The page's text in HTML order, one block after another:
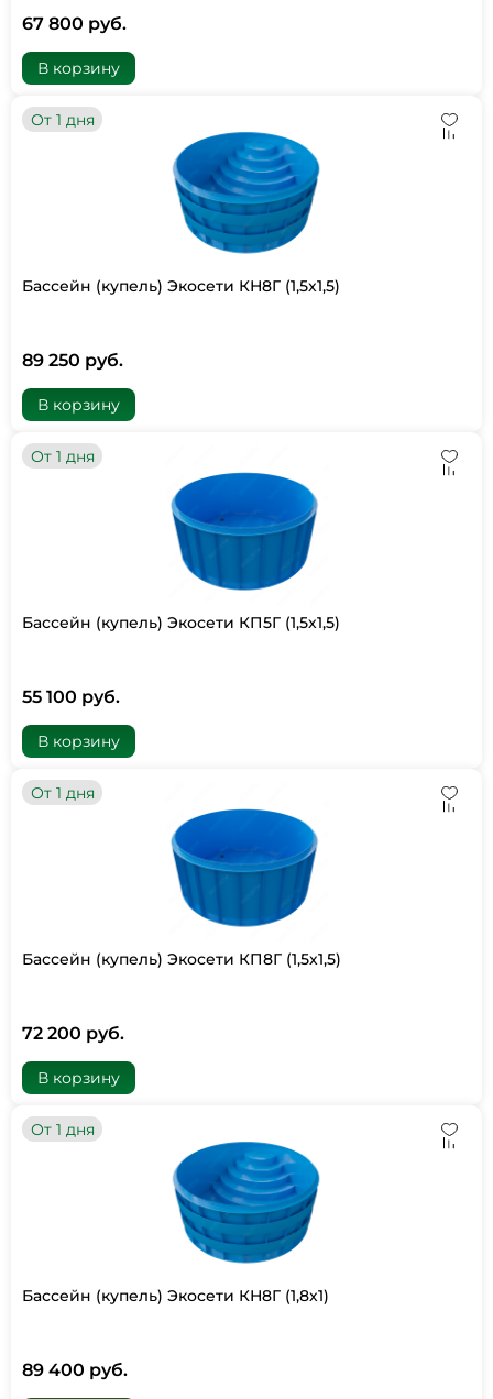
67 800 руб.
В корзину
От 1 дня
Бассейн (купель) Экосети КН8Г (1,5х1,5)
89 250 руб.
В корзину
От 1 дня
Бассейн (купель) Экосети КП5Г (1,5х1,5)
55 100 руб.
В корзину
От 1 дня
Бассейн (купель) Экосети КП8Г (1,5х1,5)
72 200 руб.
В корзину
От 1 дня
Бассейн (купель) Экосети КН8Г (1,8х1)
89 400 руб.